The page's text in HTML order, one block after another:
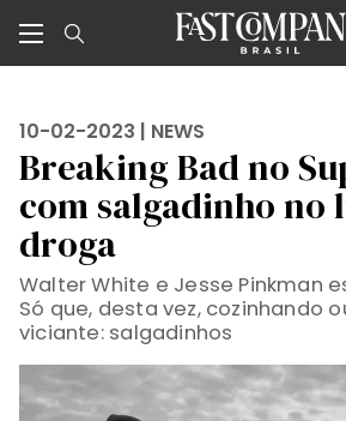
10-02-2023 | NEWS
Breaking Bad no
com salgadinho no
droga
Walter White e Jesse Pinkman
Só que, desta vez, cozinhando
viciante: salgadinhos